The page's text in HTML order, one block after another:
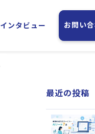
ンタビュー お問い
最近の投稿